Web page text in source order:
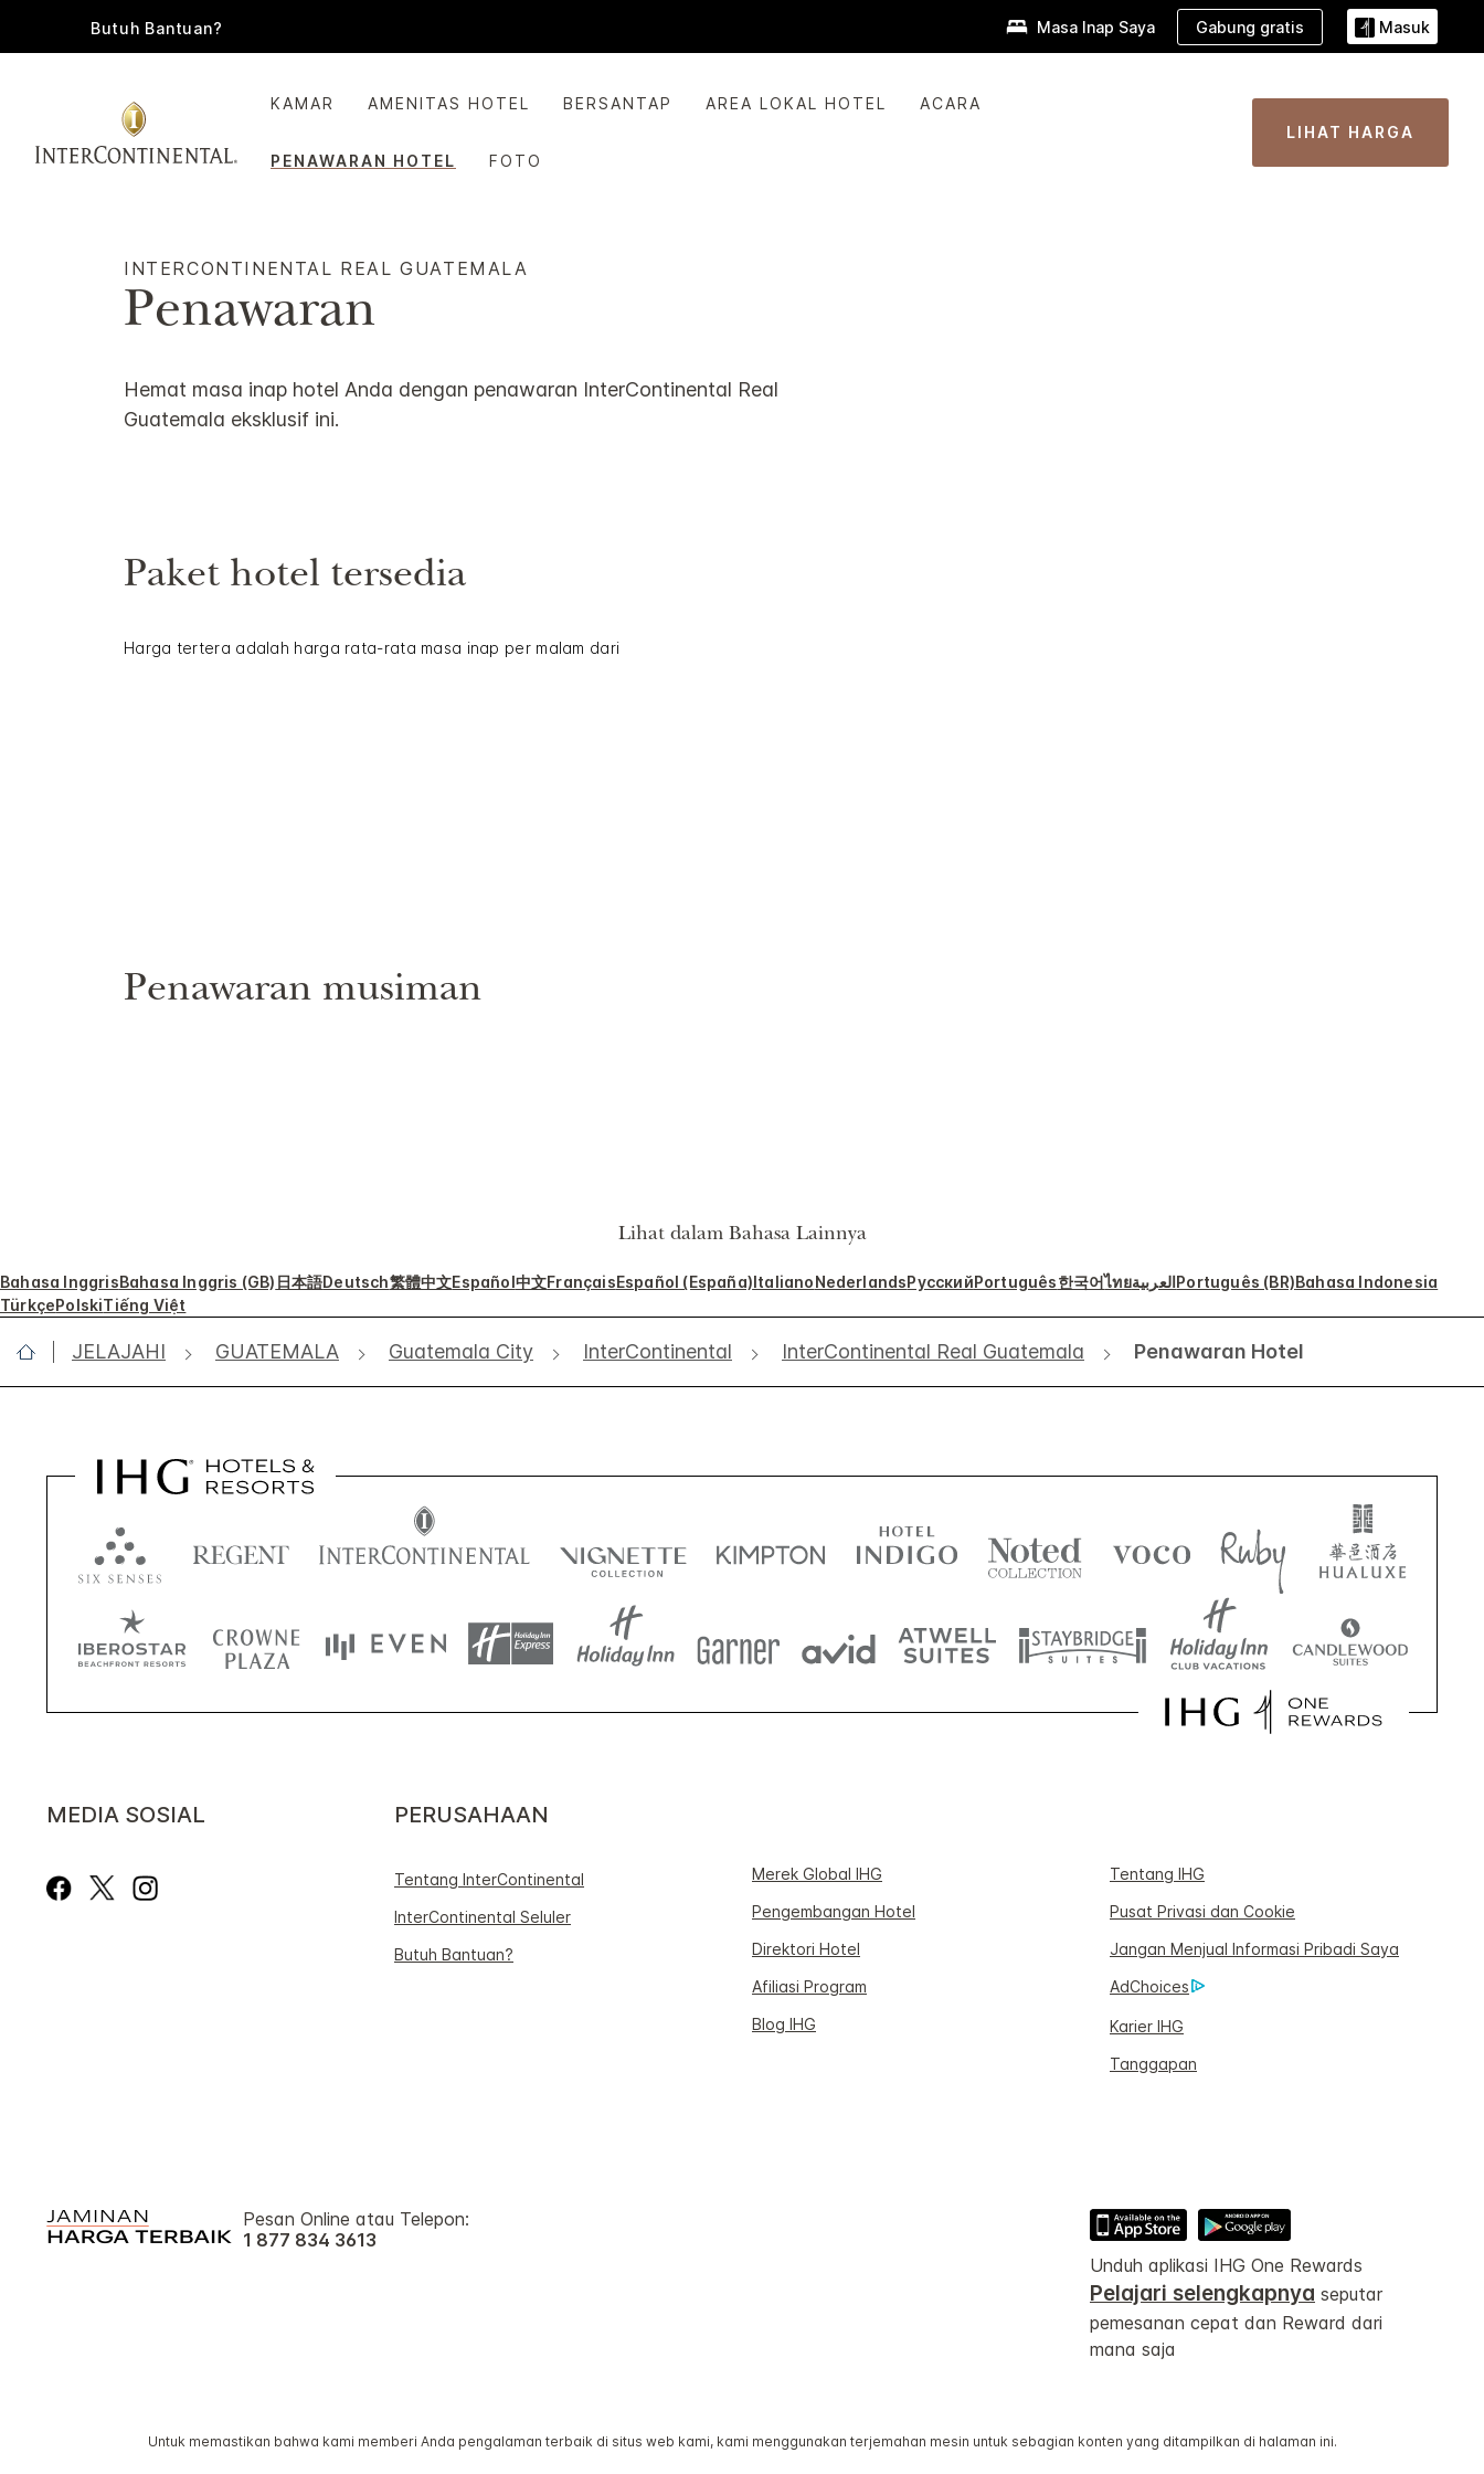
Butuh Bantuan? Masa Inap Saya Gabung gratis Masuk
KAMAR AMENITAS HOTEL BERSANTAP AREA LOKAL HOTEL ACARA
PENAWARAN HOTEL FOTO
LIHAT HARGA
INTERCONTINENTAL REAL GUATEMALA
Penawaran
Hemat masa inap hotel Anda dengan penawaran InterContinental Real
Guatemala eksklusif ini.
Paket hotel tersedia
Harga tertera adalah harga rata-rata masa inap per malam dari
Penawaran musiman
Lihat dalam Bahasa Lainnya
Bahasa InggrisBahasa Inggris (GB) 日本語Deutsch繁體中文Español中文FrançaisEspañol (España)ItalianoNederlandsРусскийPortuguês한국어ไทยالعربيةPortuguês (BR)Bahasa Indonesia
TürkçePolskiTiếng Việt
JELAJAHI GUATEMALA Guatemala City InterContinental InterContinental Real Guatemala Penawaran Hotel
MEDIA SOSIAL PERUSAHAAN
Tentang InterContinental
InterContinental Seluler
Butuh Bantuan?
Merek Global IHG
Pengembangan Hotel
Direktori Hotel
Afiliasi Program
Blog IHG
Tentang IHG
Pusat Privasi dan Cookie
Jangan Menjual Informasi Pribadi Saya
AdChoices
Karier IHG
Tanggapan
Pesan Online atau Telepon:
1 877 834 3613
Unduh aplikasi IHG One Rewards
Pelajari selengkapnya seputar
pemesanan cepat dan Reward dari
mana saja
Untuk memastikan bahwa kami memberi Anda pengalaman terbaik di situs web kami, kami menggunakan terjemahan mesin untuk sebagian konten yang ditampilkan di halaman ini.